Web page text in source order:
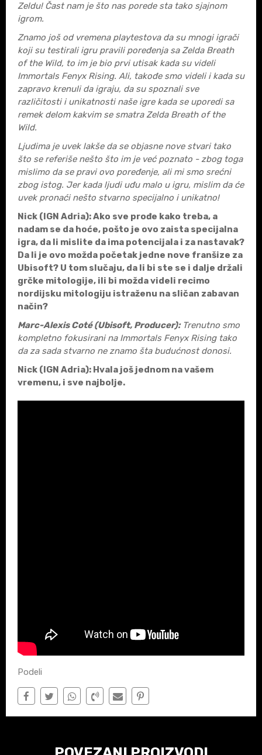
Zeldu! Čast nam je što nas porede sta tako sjajnom
igrom.
Znamo još od vremena playtestova da su mnogi igrači
koji su testirali igru pravili poređenja sa Zelda Breath
of the Wild, to im je bio prvi utisak kada su videli
Immortals Fenyx Rising. Ali, takođe smo videli i kada su
zapravo krenuli da igraju, da su spoznali sve
različitosti i unikatnosti naše igre kada se uporedi sa
remek delom kakvim se smatra Zelda Breath of the
Wild.
Ljudima je uvek lakše da se objasne nove stvari tako
što se referiše nešto što im je već poznato - zbog toga
mislimo da se pravi ovo poređenje, ali mi smo srećni
zbog istog. Jer kada ljudi uđu malo u igru, mislim da će
uvek pronaći nešto stvarno specijalno i unikatno!
Nick (IGN Adria):Ako sve prođe kako treba, a
nadam se da hoće, pošto je ovo zaista specijalna
igra, da li mislite da ima potencijala i za nastavak?
Da li je ovo možda početak jedne nove franšize za
Ubisoft? U tom slučaju, da li bi ste se i dalje držali
grčke mitologije, ili bi možda videli recimo
nordijsku mitologiju istraženu na sličan zabavan
način?
Marc-Alexis Coté (Ubisoft, Producer):Trenutno smo
kompletno fokusirani na Immortals Fenyx Rising tako
da za sada stvarno ne znamo šta budućnost donosi.
Nick (IGN Adria): Hvala još jednom na vašem
vremenu, i sve najbolje.
Podeli